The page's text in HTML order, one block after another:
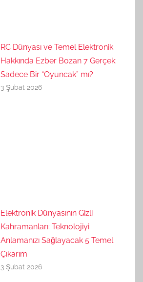
RC Dünyası ve Temel Elektronik
Hakkında Ezber Bozan 7 Gerçek:
Sadece Bir “Oyuncak” mı?
3 Şubat 2026
Elektronik Dünyasının Gizli
Kahramanları: Teknolojiyi
Anlamanızı Sağlayacak 5 Temel
Çıkarım
3 Şubat 2026